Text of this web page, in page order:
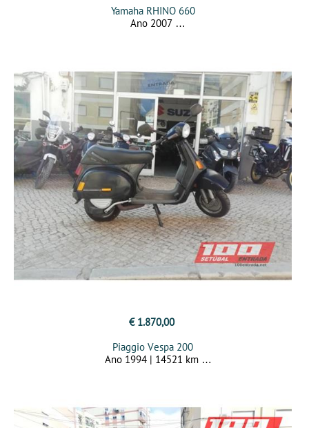
Yamaha RHINO 660
Ano 2007
€ 1.870,00
Piaggio Vespa 200
Ano 1994 | 14521 km